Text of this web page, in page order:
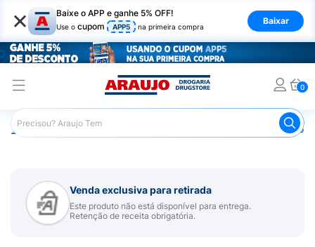
× Baixe o APP e ganhe 5% OFF!
Use o cupom APP5 na primeira compra
Baixar
0
Araujo Medicamentos Remédio para Sistema Nervoso
Venda exclusiva para retirada
Este produto não está disponível para entrega.
Retenção de receita obrigatória.